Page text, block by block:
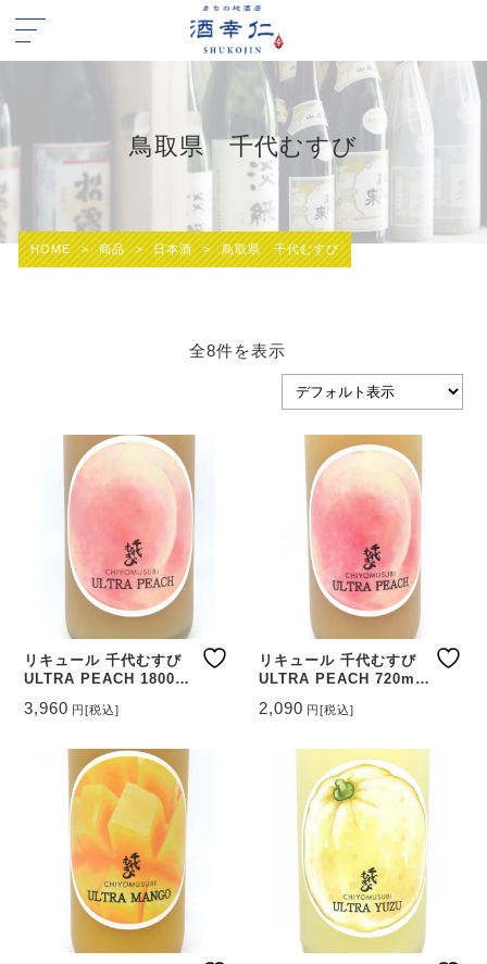
鳥取県 千代むすび
HOME > 商品 > 日本酒 > 鳥取県 千代むすび
全8件を表示
リキュール 千代むすび
ULTRA PEACH 1800ml
造】
3,960 円[税込]
リキュール 千代むすび
ULTRA PEACH 720ml
造】
2,090 円[税込]